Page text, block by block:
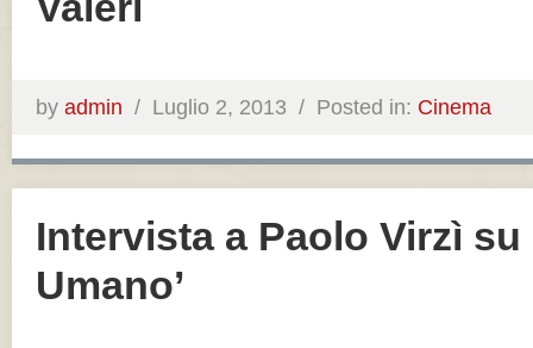
by admin / Luglio 2, 2013 / Posted in: Cinema
Intervista a Paolo Virzì su
Umano’